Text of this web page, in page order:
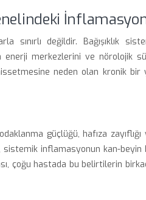
sınırlı değildir. Bağışıklık
enerji merkezlerini ve nörolojik
neden olan kronik bir
güçlüğü, hafıza
inflamasyonun kan-
çoğu hastada bu belirtilerin